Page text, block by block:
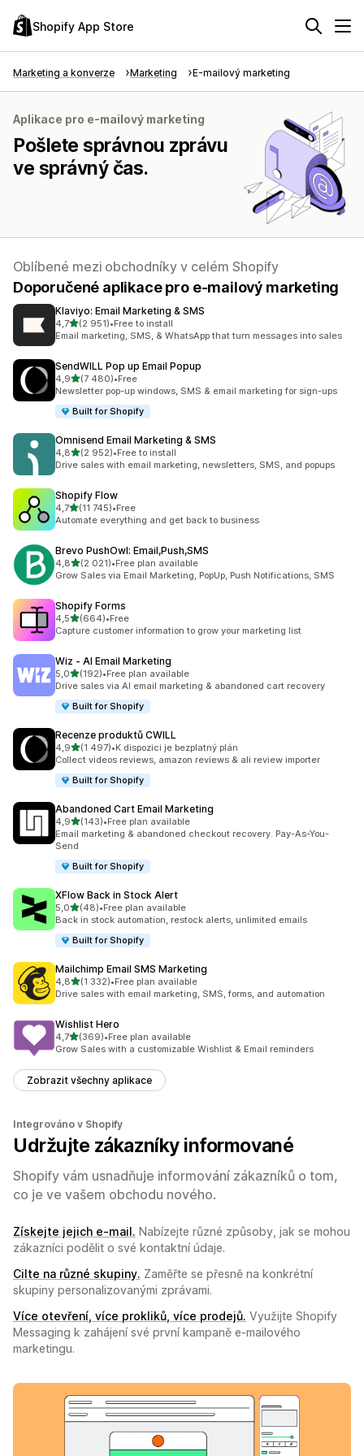
Shopify App Store
Marketing a konverze Marketing E-mailový marketing
Aplikace pro e-mailový marketing
Pošlete správnou zprávu
ve správný čas.
Oblíbené mezi obchodníky v celém Shopify
Doporučené aplikace pro e-mailový marketing
Klaviyo: Email Marketing & SMS
4,7z 5 hvězd
(2 951)
Celkový počet recenzí: 2951
•Free to install
Email marketing, SMS, & WhatsApp that turn messages into sales
SendWILL Pop up Email Popup
4,9z 5 hvězd
(7 480)
Celkový počet recenzí: 7480
•Free
Newsletter pop-up windows, SMS & email marketing for sign-ups
Built for Shopify
Omnisend Email Marketing & SMS
4,8z 5 hvězd
(2 952)
Celkový počet recenzí: 2952
•Free to install
Drive sales with email marketing, newsletters, SMS, and popups
Shopify Flow
4,7z 5 hvězd
(11 745)
Celkový počet recenzí: 11745
•Free
Automate everything and get back to business
Brevo PushOwl: Email,Push,SMS
4,8z 5 hvězd
(2 021)
Celkový počet recenzí: 2021
•Free plan available
Grow Sales via Email Marketing, PopUp, Push Notifications, SMS
Shopify Forms
4,5z 5 hvězd
(664)
Celkový počet recenzí: 664
•Free
Capture customer information to grow your marketing list
Wiz ‑ AI Email Marketing
5,0z 5 hvězd
(192)
Celkový počet recenzí: 192
•Free plan available
Drive sales via AI email marketing & abandoned cart recovery
Built for Shopify
Recenze produktů CWILL
4,9z 5 hvězd
(1 497)
Celkový počet recenzí: 1497
•K dispozici je bezplatný plán
Collect videos reviews, amazon reviews & ali review importer
Built for Shopify
Abandoned Cart Email Marketing
4,9z 5 hvězd
(143)
Celkový počet recenzí: 143
•Free plan available
Email marketing & abandoned checkout recovery. Pay-As-You-
Send
Built for Shopify
XFlow Back in Stock Alert
5,0z 5 hvězd
(48)
Celkový počet recenzí: 48
•Free plan available
Back in stock automation, restock alerts, unlimited emails
Built for Shopify
Mailchimp Email SMS Marketing
4,8z 5 hvězd
(1 332)
Celkový počet recenzí: 1332
•Free plan available
Drive sales with email marketing, SMS, forms, and automation
Wishlist Hero
4,7z 5 hvězd
(369)
Celkový počet recenzí: 369
•Free plan available
Grow Sales with a customizable Wishlist & Email reminders
Zobrazit všechny aplikace
Integrováno v Shopify
Udržujte zákazníky informované
Shopify vám usnadňuje informování zákazníků o tom,
co je ve vašem obchodu nového.
Získejte jejich e-mail. Nabízejte různé způsoby, jak se mohou
zákazníci podělit o své kontaktní údaje.
Cilte na různé skupiny. Zaměřte se přesně na konkrétní
skupiny personalizovanými zprávami.
Více otevření, více prokliků, více prodejů. Využijte Shopify
Messaging k zahájení své první kampaně e-mailového
marketingu.